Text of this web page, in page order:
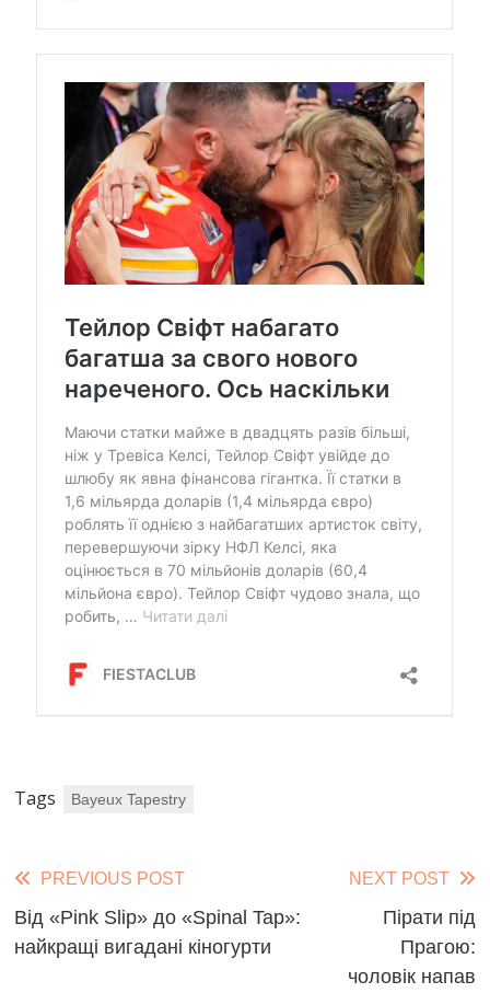
Tags Bayeux Tapestry
Read
more
articles
PREVIOUS POST
Від «Pink Slip» до «Spinal Tap»:
найкращі вигадані кіногурти
NEXT POST
Пірати під
Прагою:
чоловік напав